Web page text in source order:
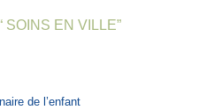
SOINS EN VILLE”
de l’enfant